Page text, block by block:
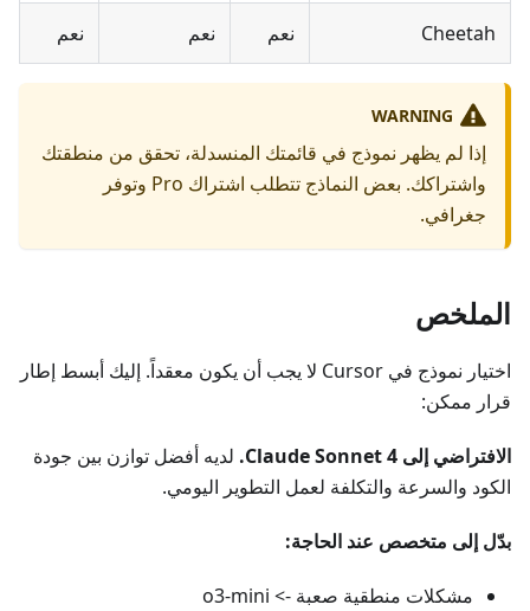
Cheetah نعم نعم نعم
WARNING
إذا لم يظهر نموذج في قائمتك المنسدلة، تحقق من منطقتك
واشتراكك. بعض النماذج تتطلب اشتراك Pro وتوفر
جغرافي.
الملخص
اختيار نموذج في Cursor لا يجب أن يكون معقداً. إليك أبسط إطار
قرار ممكن:
الافتراضي إلى Claude Sonnet 4.
لديه أفضل توازن بين جودة
الكود والسرعة والتكلفة لعمل التطوير اليومي.
بدّل إلى متخصص عند الحاجة:
مشكلات منطقية صعبة -> o3-mini